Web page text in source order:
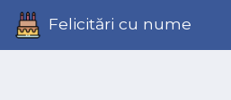
Felicitări cu nume